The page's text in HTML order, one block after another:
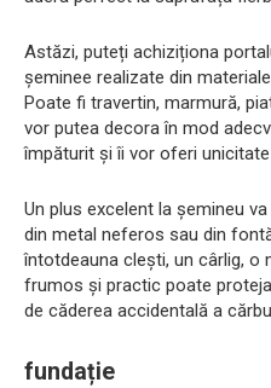
Astăzi, puteți achiziționa
șeminee realizate din
Poate fi travertin, marmură,
vor putea decora în mod
împăturit și îi vor oferi
Un plus excelent la șemineu
din metal neferos sau din
întotdeauna clești, un cârlig, o
frumos și practic poate
de căderea accidentală a
fundație